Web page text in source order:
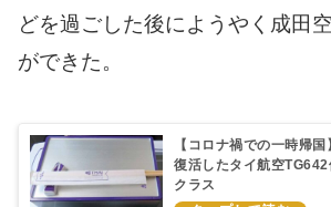
どを過ごした後にようやく成田
ができた。
【コロナ禍での一時帰
復活したタイ航空
クラス